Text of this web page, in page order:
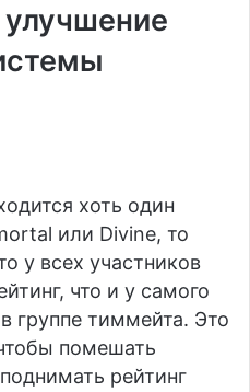
хоть один
или Divine, то
у всех участников
что и у самого
группе тиммейта. Это
помешать
рейтинг